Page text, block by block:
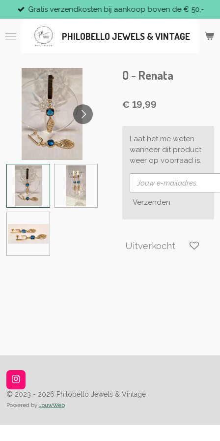
direct
naar
de
PHILOBELLO JEWELS & VINTAGE
Gratis verzendkosten bij aankoop boven de € 50,-
O - Renata
€ 19,99
Laat het me weten
wanneer dit product
weer op voorraad is.
Verzenden
Uitverkocht
I
n
t
g
© 2023 - 2026 Philobello Jewels & Vintage
Powered by JouwWeb